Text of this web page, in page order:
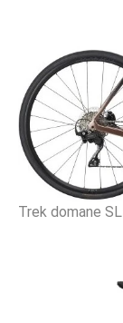
Trek domane